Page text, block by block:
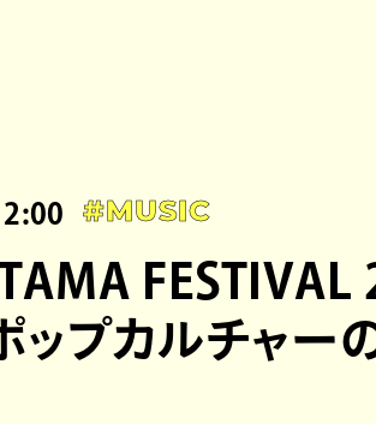
#MUSIC
FESTIVAL
ップカルチャー